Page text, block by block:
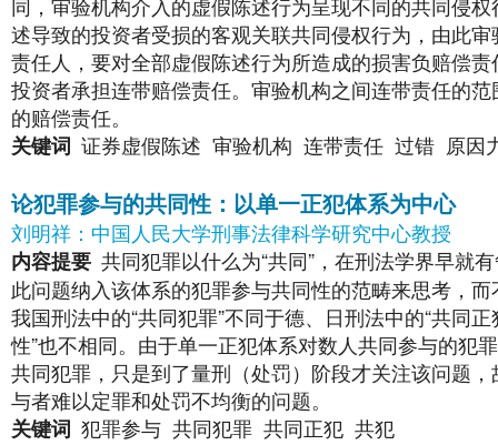
同，审验机构介入的虚假陈述行为呈现不同的共同侵
述导致的投资者受损的客观关联共同侵权行为，由此
责任人，要对全部虚假陈述行为所造成的损害负赔偿
投资者承担连带赔偿责任。审验机构之间连带责任的
的赔偿责任。
关键词 证券虚假陈述 审验机构 连带责任 过错 原因
论犯罪参与的共同性：以单一正犯体系为中心
刘明祥：中国人民大学刑事法律科学研究中心教授
内容提要 共同犯罪以什么为“共同”，在刑法学界早就
此问题纳入该体系的犯罪参与共同性的范畴来思考，
我国刑法中的“共同犯罪”不同于德、日刑法中的“共同
性”也不相同。由于单一正犯体系对数人共同参与的犯
共同犯罪，只是到了量刑（处罚）阶段才关注该问题
与者难以定罪和处罚不均衡的问题。
关键词 犯罪参与 共同犯罪 共同正犯 共犯